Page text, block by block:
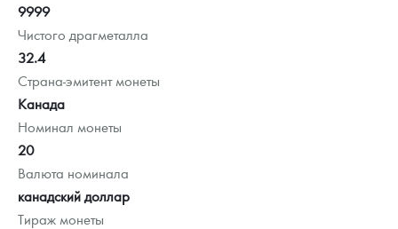
9999
Чистого драгметалла
32.4
Страна-эмитент монеты
Канада
Номинал монеты
20
Валюта номинала
канадский доллар
Тираж монеты